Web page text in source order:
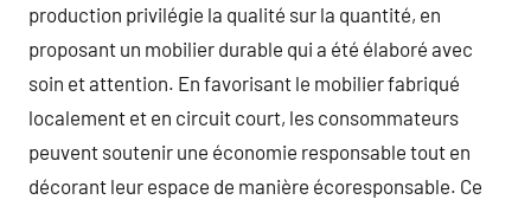
production privilégie la qualité sur la quantité, en
proposant un mobilier durable qui a été élaboré avec
soin et attention. En favorisant le mobilier fabriqué
localement et en circuit court, les consommateurs
peuvent soutenir une économie responsable tout en
décorant leur espace de manière écoresponsable. Ce